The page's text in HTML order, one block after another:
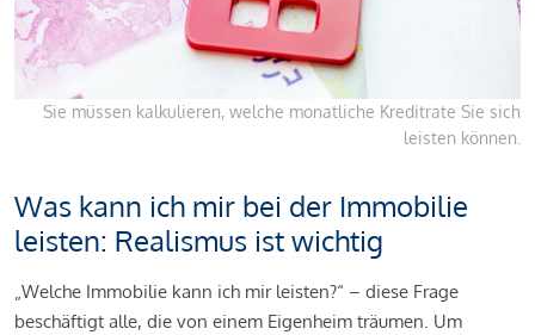
Sie müssen kalkulieren, welche monatliche Kreditrate Sie sich
leisten können.
Was kann ich mir bei der Immobilie
leisten: Realismus ist wichtig
„Welche Immobilie kann ich mir leisten?“ – diese Frage
beschäftigt alle, die von einem Eigenheim träumen. Um